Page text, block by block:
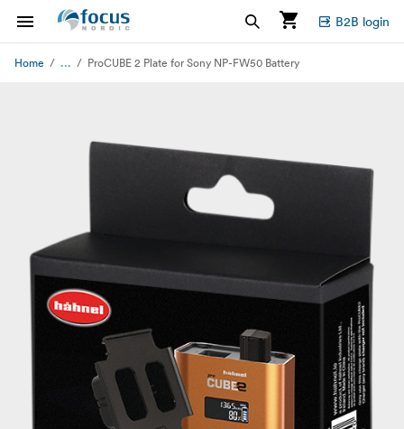
B2B login
Home ... ProCUBE 2 Plate for Sony NP-FW50 Battery